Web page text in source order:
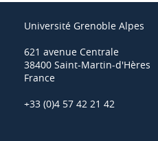
Université Grenoble Alpes
621 avenue Centrale
38400 Saint-Martin-d'Hères
France
+33 (0)4 57 42 21 42